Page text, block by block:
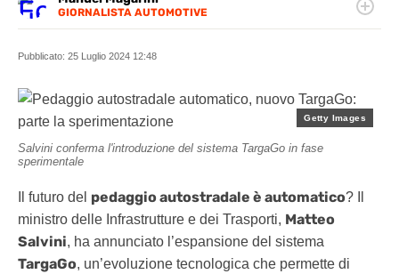
GIORNALISTA AUTOMOTIVE
Classe 90, ha una laurea in Economia Aziendale, ma un
motori, in ogni loro sfaccettatura.
Pubblicato: 25 Luglio 2024 12:48
Getty Images
Salvini conferma l'introduzione del sistema TargaGo in fase
sperimentale
Il futuro del pedaggio autostradale è automatico? Il
ministro delle Infrastrutture e dei Trasporti, Matteo
Salvini, ha annunciato l’espansione del sistema
TargaGo, un’evoluzione tecnologica che permette di